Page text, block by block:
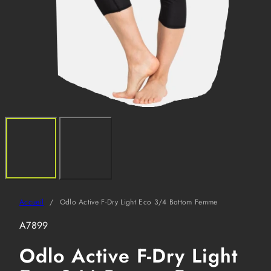
Accueil Odlo Active F-Dry Light Eco 3/4 Bottom Femme
SKU:
A7899
Odlo Active F-Dry Light